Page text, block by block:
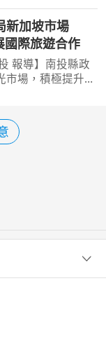
者會，城鄉發展
莊榮哲2位副局
在地仕
新加坡市場
國際旅遊合作
報導】南投縣政
市場，積極提升南
合日月潭力麗溫
-日